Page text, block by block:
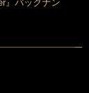
』バックナン